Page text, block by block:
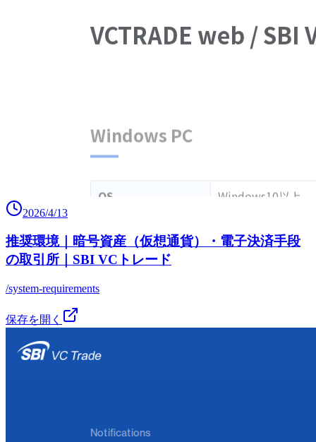
2026/4/13
推奨環境｜暗号資産（仮想通貨）・電子決済手段
の取引所｜SBI VCトレード
/system-requirements
保存を開く